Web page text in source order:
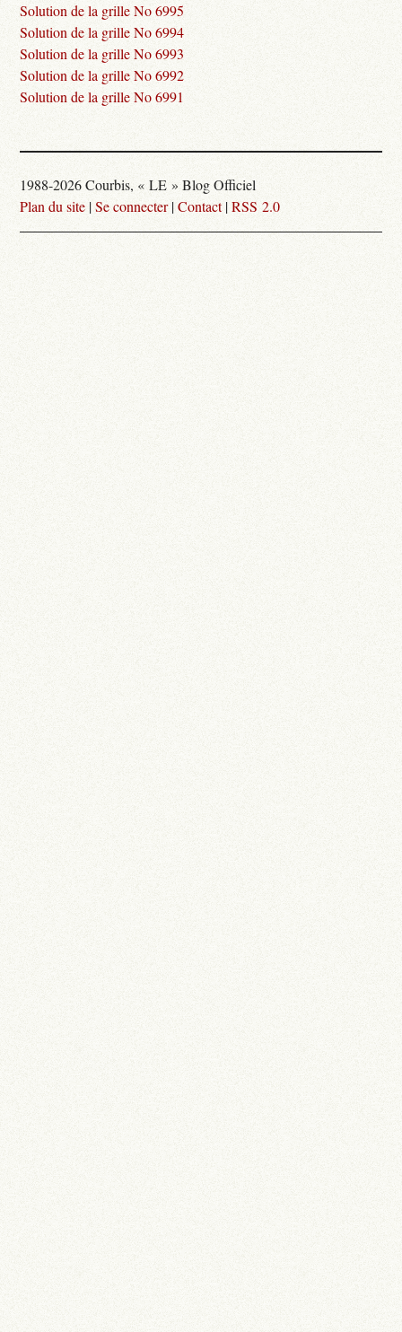
Solution de la grille No 6995
Solution de la grille No 6994
Solution de la grille No 6993
Solution de la grille No 6992
Solution de la grille No 6991
1988-2026 Courbis, « LE » Blog Officiel
Plan du site |Se connecter|Contact|RSS 2.0